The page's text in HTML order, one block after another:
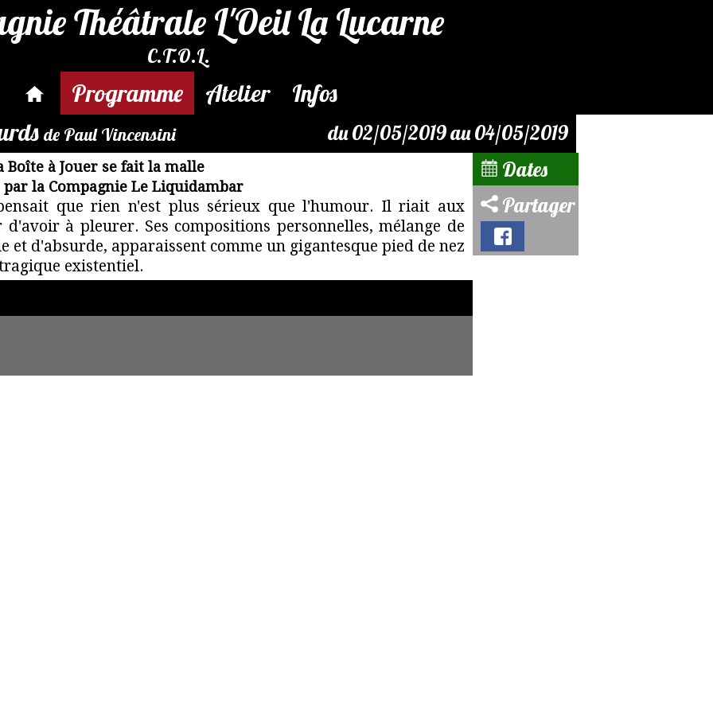
Théâtrale L'Oeil La Lucarne
C.T.O.L.
Programme Atelier
Infos
de Paul Vincensini du 02/05/2019 au 04/05/2019
Boîte à Jouer se fait la malle
la Compagnie Le Liquidambar
que rien n'est plus sérieux que l'humour. Il riait aux
à pleurer. Ses compositions personnelles, mélange de
et d'absurde, apparaissent comme un gigantesque pied de nez
existentiel.
Dates
Partager